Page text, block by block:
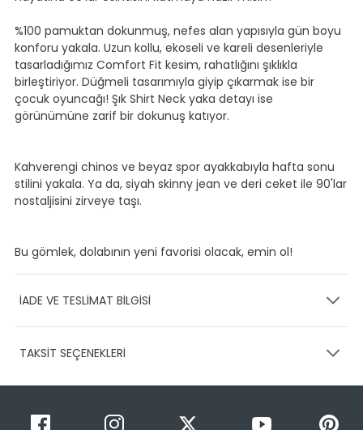
%100 pamuktan dokunmuş, nefes alan yapısıyla gün boyu
konforu yakala. Uzun kollu, ekoseli ve kareli desenleriyle
tasarladığımız Comfort Fit kesim, rahatlığını şıklıkla
birleştiriyor. Düğmeli tasarımıyla giyip çıkarmak ise bir
çocuk oyuncağı! Şık Shirt Neck yaka detayı ise
görünümüne zarif bir dokunuş katıyor.
Kahverengi chinos ve beyaz spor ayakkabıyla hafta sonu
stilini yakala. Ya da, siyah skinny jean ve deri ceket ile 90'lar
nostaljisini zirveye taşı.
Bu gömlek, dolabının yeni favorisi olacak, emin ol!
İADE VE TESLİMAT BİLGİSİ
Ürünlerinizin gönderimini anlaşmalı olduğumuz PTT,
1-3 iş günü içerisinde kargoya teslim edilir.
Siparişimin kargo takibini nasıl yapabilirim?
TAKSİT SEÇENEKLERİ
Taksit Sayısı Taksit Miktarı
Taksitli Tutar